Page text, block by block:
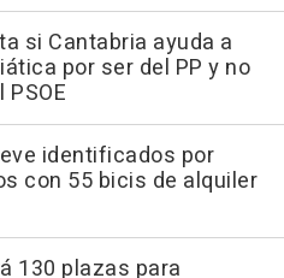
si Cantabria ayuda a
por ser del PP y no
identificados por
con 55 bicis de alquiler
130 plazas para